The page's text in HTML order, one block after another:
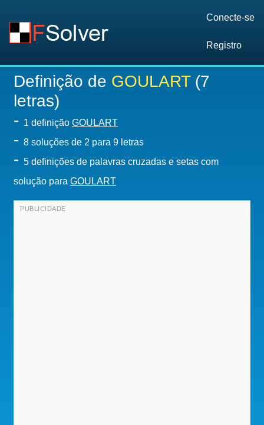
Conecte-se
Registro
Definição de GOULART(7
letras)
- 1 definição GOULART
- 8 soluções de 2 para 9 letras
- 5 definições de palavras cruzadas e setas com
solução para GOULART